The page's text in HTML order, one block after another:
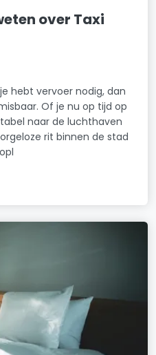
over Taxi
hebt vervoer nodig, dan
Of je nu op tijd op
naar de luchthaven
rit binnen de stad